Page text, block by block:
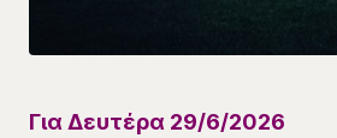
Για Δευτέρα 29/6/2026